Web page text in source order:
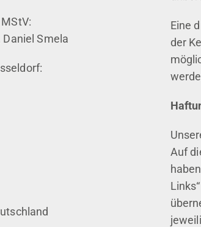
Smela
Eine
der
Auf